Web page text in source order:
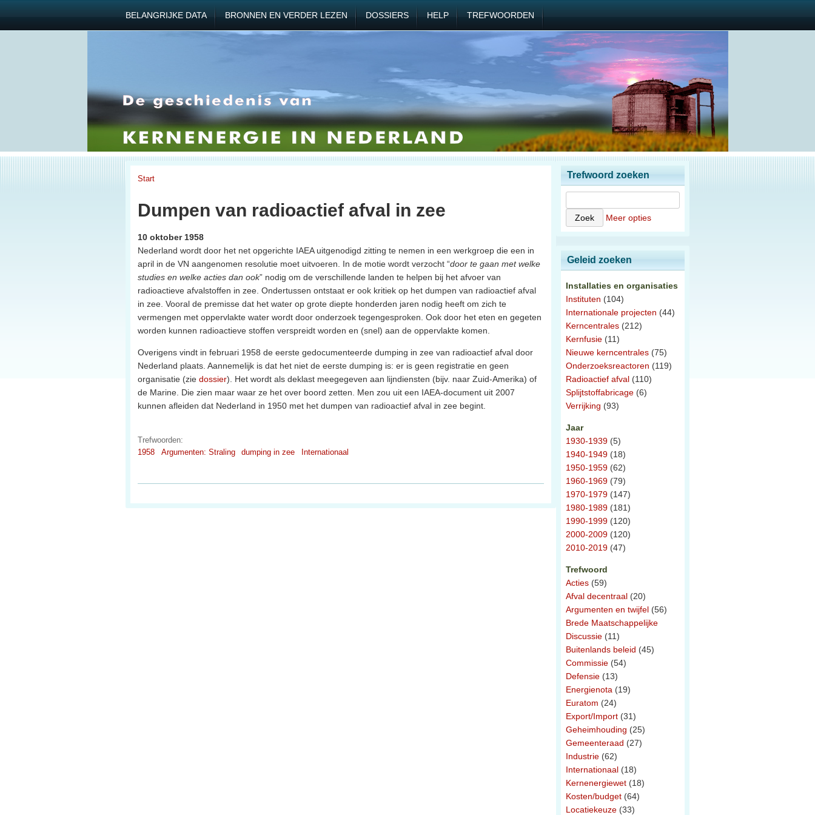
BELANGRIJKE DATA BRONNEN EN VERDER LEZEN DOSSIERS HELP TREFWOORDEN
Start
Dumpen van radioactief afval in zee
10 oktober 1958
Nederland wordt door het net opgerichte IAEA uitgenodigd zitting te nemen in een werkgroep die een in
april in de VN aangenomen resolutie moet uitvoeren. In de motie wordt verzocht “door te gaan met welke
studies en welke acties dan ook” nodig om de verschillende landen te helpen bij het afvoer van
radioactieve afvalstoffen in zee. Ondertussen ontstaat er ook kritiek op het dumpen van radioactief afval
in zee. Vooral de premisse dat het water op grote diepte honderden jaren nodig heeft om zich te
vermengen met oppervlakte water wordt door onderzoek tegengesproken. Ook door het eten en gegeten
worden kunnen radioactieve stoffen verspreidt worden en (snel) aan de oppervlakte komen.
Overigens vindt in februari 1958 de eerste gedocumenteerde dumping in zee van radioactief afval door
Nederland plaats. Aannemelijk is dat het niet de eerste dumping is: er is geen registratie en geen
organisatie (zie dossier). Het wordt als deklast meegegeven aan lijndiensten (bijv. naar Zuid-Amerika) of
de Marine. Die zien maar waar ze het over boord zetten. Men zou uit een IAEA-document uit 2007
kunnen afleiden dat Nederland in 1950 met het dumpen van radioactief afval in zee begint.
Trefwoorden:
1958
Argumenten: Straling dumping in zee Internationaal
Trefwoord zoeken
Meer opties
Geleid zoeken
Installaties en organisaties
Instituten (104)
Internationale projecten (44)
Kerncentrales (212)
Kernfusie (11)
Nieuwe kerncentrales (75)
Onderzoeksreactoren (119)
Radioactief afval (110)
Splijtstoffabricage (6)
Verrijking (93)
Jaar
1930-1939 (5)
1940-1949 (18)
1950-1959 (62)
1960-1969 (79)
1970-1979 (147)
1980-1989 (181)
1990-1999 (120)
2000-2009 (120)
2010-2019 (47)
Trefwoord
Acties (59)
Afval decentraal (20)
Argumenten en twijfel (56)
Brede Maatschappelijke
Discussie (11)
Buitenlands beleid (45)
Commissie (54)
Defensie (13)
Energienota (19)
Euratom (24)
Export/Import (31)
Geheimhouding (25)
Gemeenteraad (27)
Industrie (62)
Internationaal (18)
Kernenergiewet (18)
Kosten/budget (64)
Locatiekeuze (33)